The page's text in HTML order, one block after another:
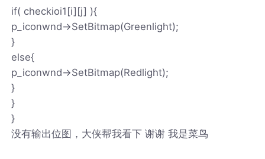
if( checkioi1[i][j] ){
p_iconwnd->SetBitmap(Greenlight);
}
else{
p_iconwnd->SetBitmap(Redlight);
}
}
}
没有输出位图，大侠帮我看下 谢谢 我是菜鸟